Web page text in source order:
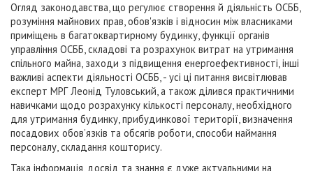
Огляд законодавства, що регулює створення й діяльність ОСББ,
розуміння майнових прав, обов'язків і відносин між власниками
приміщень в багатоквартирному будинку, функції органів
управління ОСББ, складові та розрахунок витрат на утримання
спільного майна, заходи з підвищення енергоефективності, інші
важливі аспекти діяльності ОСББ, - усі ці питання висвітлював
експерт МРГ Леонід Туловський, а також ділився практичними
навичками щодо розрахунку кількості персоналу, необхідного
для утримання будинку, прибудинкової території, визначення
посадових обов’язків та обсягів роботи, способи наймання
персоналу, складання кошторису.
Така інформація, досвід та знання є дуже актуальними на